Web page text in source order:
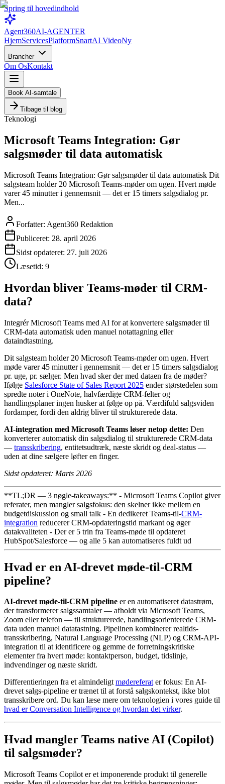
Spring til hovedindhold
Agent360AI-AGENTER
HjemServicesPlatformSnartAI VideoNy
Brancher
Om OsKontakt
Book AI-samtale
Tilbage til blog
Teknologi
Microsoft Teams Integration: Gør
salgsmøder til data automatisk
Microsoft Teams Integration: Gør salgsmøder til data automatisk Dit
salgsteam holder 20 Microsoft Teams-møder om ugen. Hvert møde
varer 45 minutter i gennemsnit — det er 15 timers salgsdialog pr.
Men...
Forfatter: Agent360 Redaktion
Publiceret: 28. april 2026
Sidst opdateret: 27. juli 2026
Læsetid: 9
Hvordan bliver Teams-møder til CRM-
data?
Integrér Microsoft Teams med AI for at konvertere salgsmøder til
CRM-data automatisk uden manuel notattagning eller
dataindtastning.
Dit salgsteam holder 20 Microsoft Teams-møder om ugen. Hvert
møde varer 45 minutter i gennemsnit — det er 15 timers salgsdialog
pr. uge, pr. sælger. Men hvad sker der med dataen fra de møder?
Ifølge Salesforce State of Sales Report 2025 ender størstedelen som
spredte noter i OneNote, halvfærdige CRM-felter og
handlingsplaner ingen husker at følge op på. Værdifuld salgsviden
fordamper, fordi den aldrig bliver til strukturerede data.
AI-integration med Microsoft Teams løser netop dette: Den
konverterer automatisk din salgsdialog til strukturerede CRM-data
— transskribering, entitetsudtræk, næste skridt og deal-status —
uden at dine sælgere løfter en finger.
Sidst opdateret: Marts 2026
**TL;DR — 3 nøgle-takeaways:** - Microsoft Teams Copilot giver
referater, men mangler salgsfokus: den skelner ikke mellem en
budgetdiskussion og small talk - En dedikeret Teams-til-CRM-
integration reducerer CRM-opdateringstid markant og øger
datakvaliteten - Der er 5 trin fra Teams-møde til opdateret
HubSpot/Salesforce — og alle 5 kan automatiseres fuldt ud
Hvad er en AI-drevet møde-til-CRM
pipeline?
AI-drevet møde-til-CRM pipeline er en automatiseret datastrøm,
der transformerer salgssamtaler — afholdt via Microsoft Teams,
Zoom eller telefon — til strukturerede, handlingsorienterede CRM-
data uden manuel datatastning. Pipelinen kombinerer realtids-
transskribering, Natural Language Processing (NLP) og CRM-API-
integration til at identificere og gemme de forretningskritiske
elementer fra hvert møde: kontaktperson, budget, tidslinje,
indvendinger og næste skridt.
Differentieringen fra et almindeligtmødereferater fokus: En AI-
drevet salgs-pipeline er trænet til at forstå salgskontekst, ikke blot
transskribere ord. Du kan læse mere om teknologien i vores guide til
hvad er Conversation Intelligence og hvordan det virker.
Hvad mangler Teams native AI (Copilot)
til salgsmøder?
Microsoft Teams Copilot er et imponerende produkt til generelle